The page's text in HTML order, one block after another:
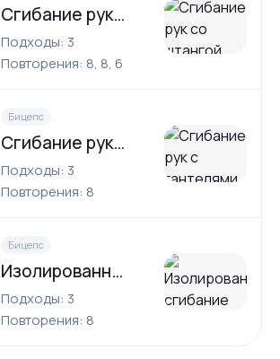
Сгибание рук со штангой
Подходы: 3
Повторения: 8, 8, 6
Бицепс
Сгибание рук с гантелями на наклонной скамье
Подходы: 3
Повторения: 8
Бицепс
Изолированное сгибание рук со штангой
Подходы: 3
Повторения: 8